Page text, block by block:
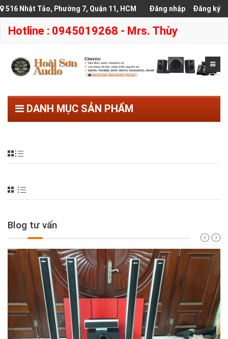
516 Nhật Tảo, Phường 7, Quận 11, HCM Đăng nhập Đăng ký
Hotline : 0945019268 - Mrs. Thùy
DANH MỤC SẢN PHẨM
Blog tư vấn